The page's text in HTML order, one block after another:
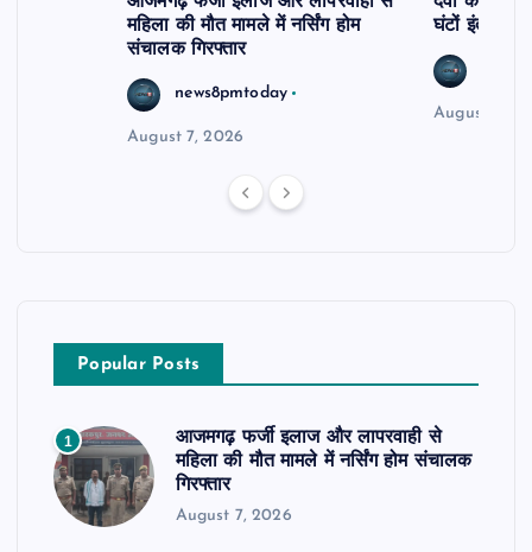
महिला की मौत मामले में नर्सिंग होम
संचालक गिरफ्तार
news8pmtoday
August 7, 2026
घंटों इंतजार
August 6,
Popular Posts
1
आजमगढ़ फर्जी इलाज और लापरवाही से
महिला की मौत मामले में नर्सिंग होम संचालक
गिरफ्तार
August 7, 2026